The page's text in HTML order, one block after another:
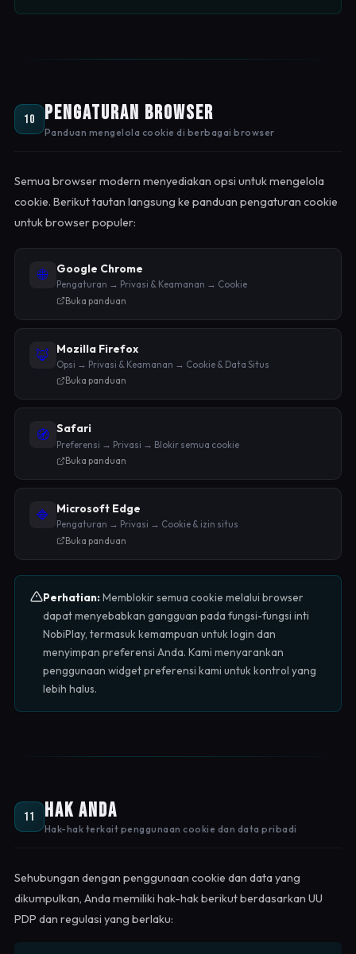
10 Pengaturan Browser
Panduan mengelola cookie di berbagai browser
Semua browser modern menyediakan opsi untuk mengelola
cookie. Berikut tautan langsung ke panduan pengaturan cookie
untuk browser populer:
🌐 Google Chrome
Pengaturan → Privasi & Keamanan → Cookie
Buka panduan
🦊 Mozilla Firefox
Opsi → Privasi & Keamanan → Cookie & Data Situs
Buka panduan
🧭 Safari
Preferensi → Privasi → Blokir semua cookie
Buka panduan
🔷 Microsoft Edge
Pengaturan → Privasi → Cookie & izin situs
Buka panduan
Perhatian: Memblokir semua cookie melalui browser
dapat menyebabkan gangguan pada fungsi-fungsi inti
NobiPlay, termasuk kemampuan untuk login dan
menyimpan preferensi Anda. Kami menyarankan
penggunaan widget preferensi kami untuk kontrol yang
lebih halus.
11 Hak Anda
Hak-hak terkait penggunaan cookie dan data pribadi
Sehubungan dengan penggunaan cookie dan data yang
dikumpulkan, Anda memiliki hak-hak berikut berdasarkan UU
PDP dan regulasi yang berlaku: